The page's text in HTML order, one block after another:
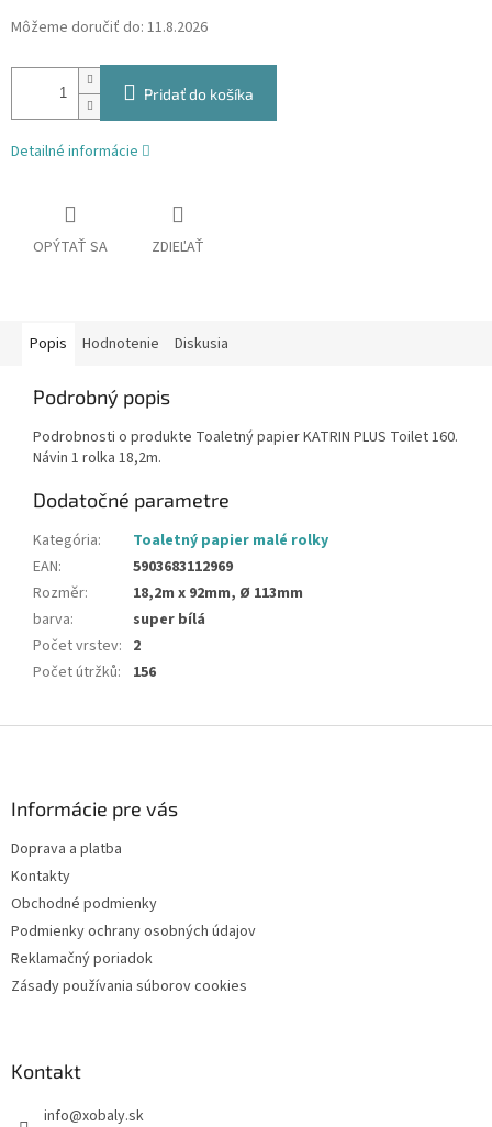
Môžeme doručiť do: 11.8.2026
Pridať do košíka
Detailné informácie
OPÝTAŤ SA ZDIEĽAŤ
Popis Hodnotenie Diskusia
Podrobný popis
Podrobnosti o produkte Toaletný papier KATRIN PLUS Toilet 160.
Návin 1 rolka 18,2m.
Dodatočné parametre
Kategória:
Toaletný papier malé rolky
EAN:
5903683112969
Rozměr:
18,2m x 92mm, Ø 113mm
barva:
super bílá
Počet vrstev: 2
Počet útržků: 156
Informácie pre vás
Doprava a platba
Kontakty
Obchodné podmienky
Podmienky ochrany osobných údajov
Reklamačný poriadok
Zásady používania súborov cookies
Kontakt
info@xobaly.sk